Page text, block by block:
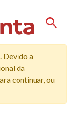
Devido a
da
continuar, ou